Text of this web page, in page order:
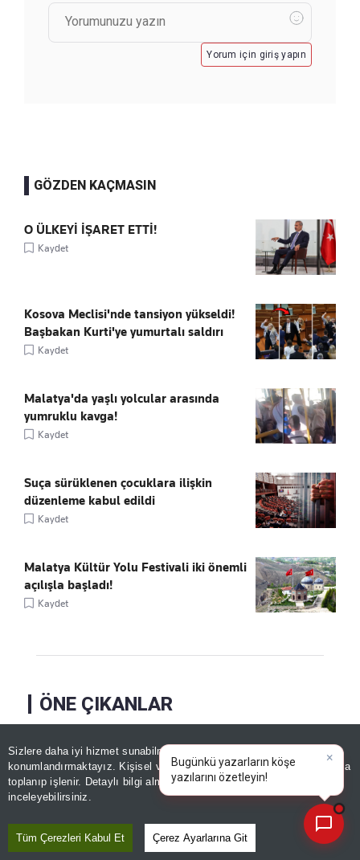
Sizlere daha iyi hizmet sunabilmek adına sitemizde
konumlandırmaktayız. Kişisel verileriniz, KVKK ve GDPR kapsamında
toplanıp işlenir. Detaylı bilgi almak içinAydınlatma Metnimizi
inceleyebilirsiniz.
Tüm Çerezleri Kabul Et Çerez Ayarlarına Git
Yorum için giriş yapın
GÖZDEN KAÇMASIN
O ÜLKEYİ İŞARET ETTİ!
Kaydet
Kosova Meclisi'nde tansiyon yükseldi!
Başbakan Kurti'ye yumurtalı saldırı
Kaydet
Malatya'da yaşlı yolcular arasında
yumruklu kavga!
Kaydet
Suça sürüklenen çocuklara ilişkin
düzenleme kabul edildi
Kaydet
Malatya Kültür Yolu Festivali iki önemli
açılışla başladı!
Kaydet
ÖNE ÇIKANLAR
Bugünkü yazarların k